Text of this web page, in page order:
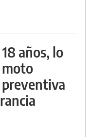
años, lo
moto
preventiva